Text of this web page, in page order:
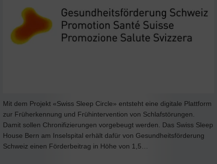
Mit dem Projekt «Swiss Sleep Circle» entsteht eine digitale Plattform
zur Früherkennung und Frühintervention von Schlafstörungen.
Damit sollen Chronifizierungen vorgebeugt werden. Das Swiss Sleep
House Bern am Inselspital erhält dafür von Gesundheitsförderung
Schweiz einen Förderbeitrag in Höhe von 1,5…